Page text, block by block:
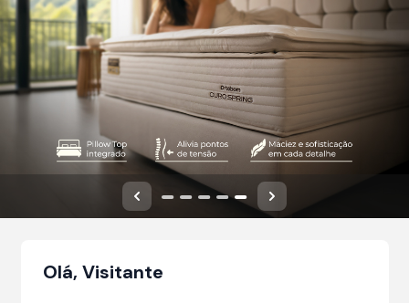
Anterior Próximo
Olá, Visitante